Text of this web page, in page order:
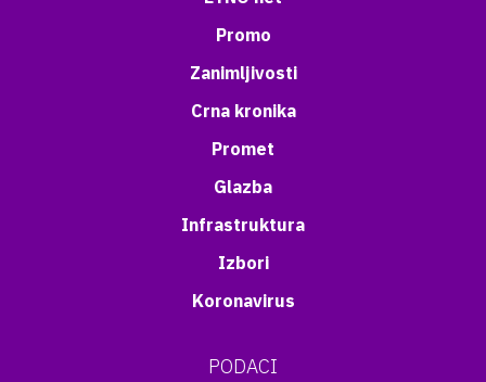
Promo
Zanimljivosti
Crna kronika
Promet
Glazba
Infrastruktura
Izbori
Koronavirus
PODACI